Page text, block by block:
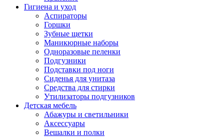
Гигиена и уход
Аспираторы
Горшки
Зубные щетки
Маникюрные наборы
Одноразовые пеленки
Подгузники
Подставки под ноги
Сиденья для унитаза
Средства для стирки
Утилизаторы подгузников
Детская мебель
Абажуры и светильники
Аксессуары
Вешалки и полки